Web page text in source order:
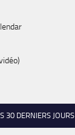
30 DERNIERS JOURS